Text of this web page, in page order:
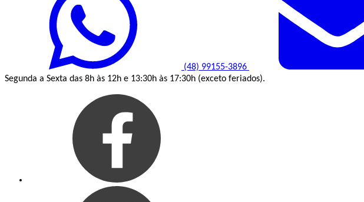
(48) 99155-3896
Segunda a Sexta das 8h às 12h e 13:30h às 17:30h (exceto feriados).